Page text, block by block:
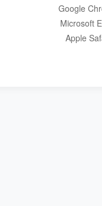
Google
Microsoft
Apple